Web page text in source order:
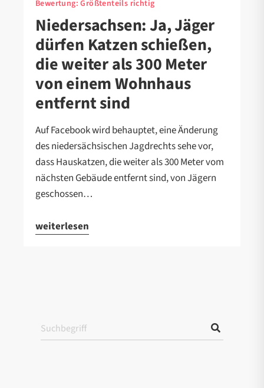
Bewertung:Größtenteils richtig
Niedersachsen: Ja, Jäger
dürfen Katzen schießen,
die weiter als 300 Meter
von einem Wohnhaus
entfernt sind
Auf Facebook wird behauptet, eine Änderung
des niedersächsischen Jagdrechts sehe vor,
dass Hauskatzen, die weiter als 300 Meter vom
nächsten Gebäude entfernt sind, von Jägern
geschossen…
weiterlesen